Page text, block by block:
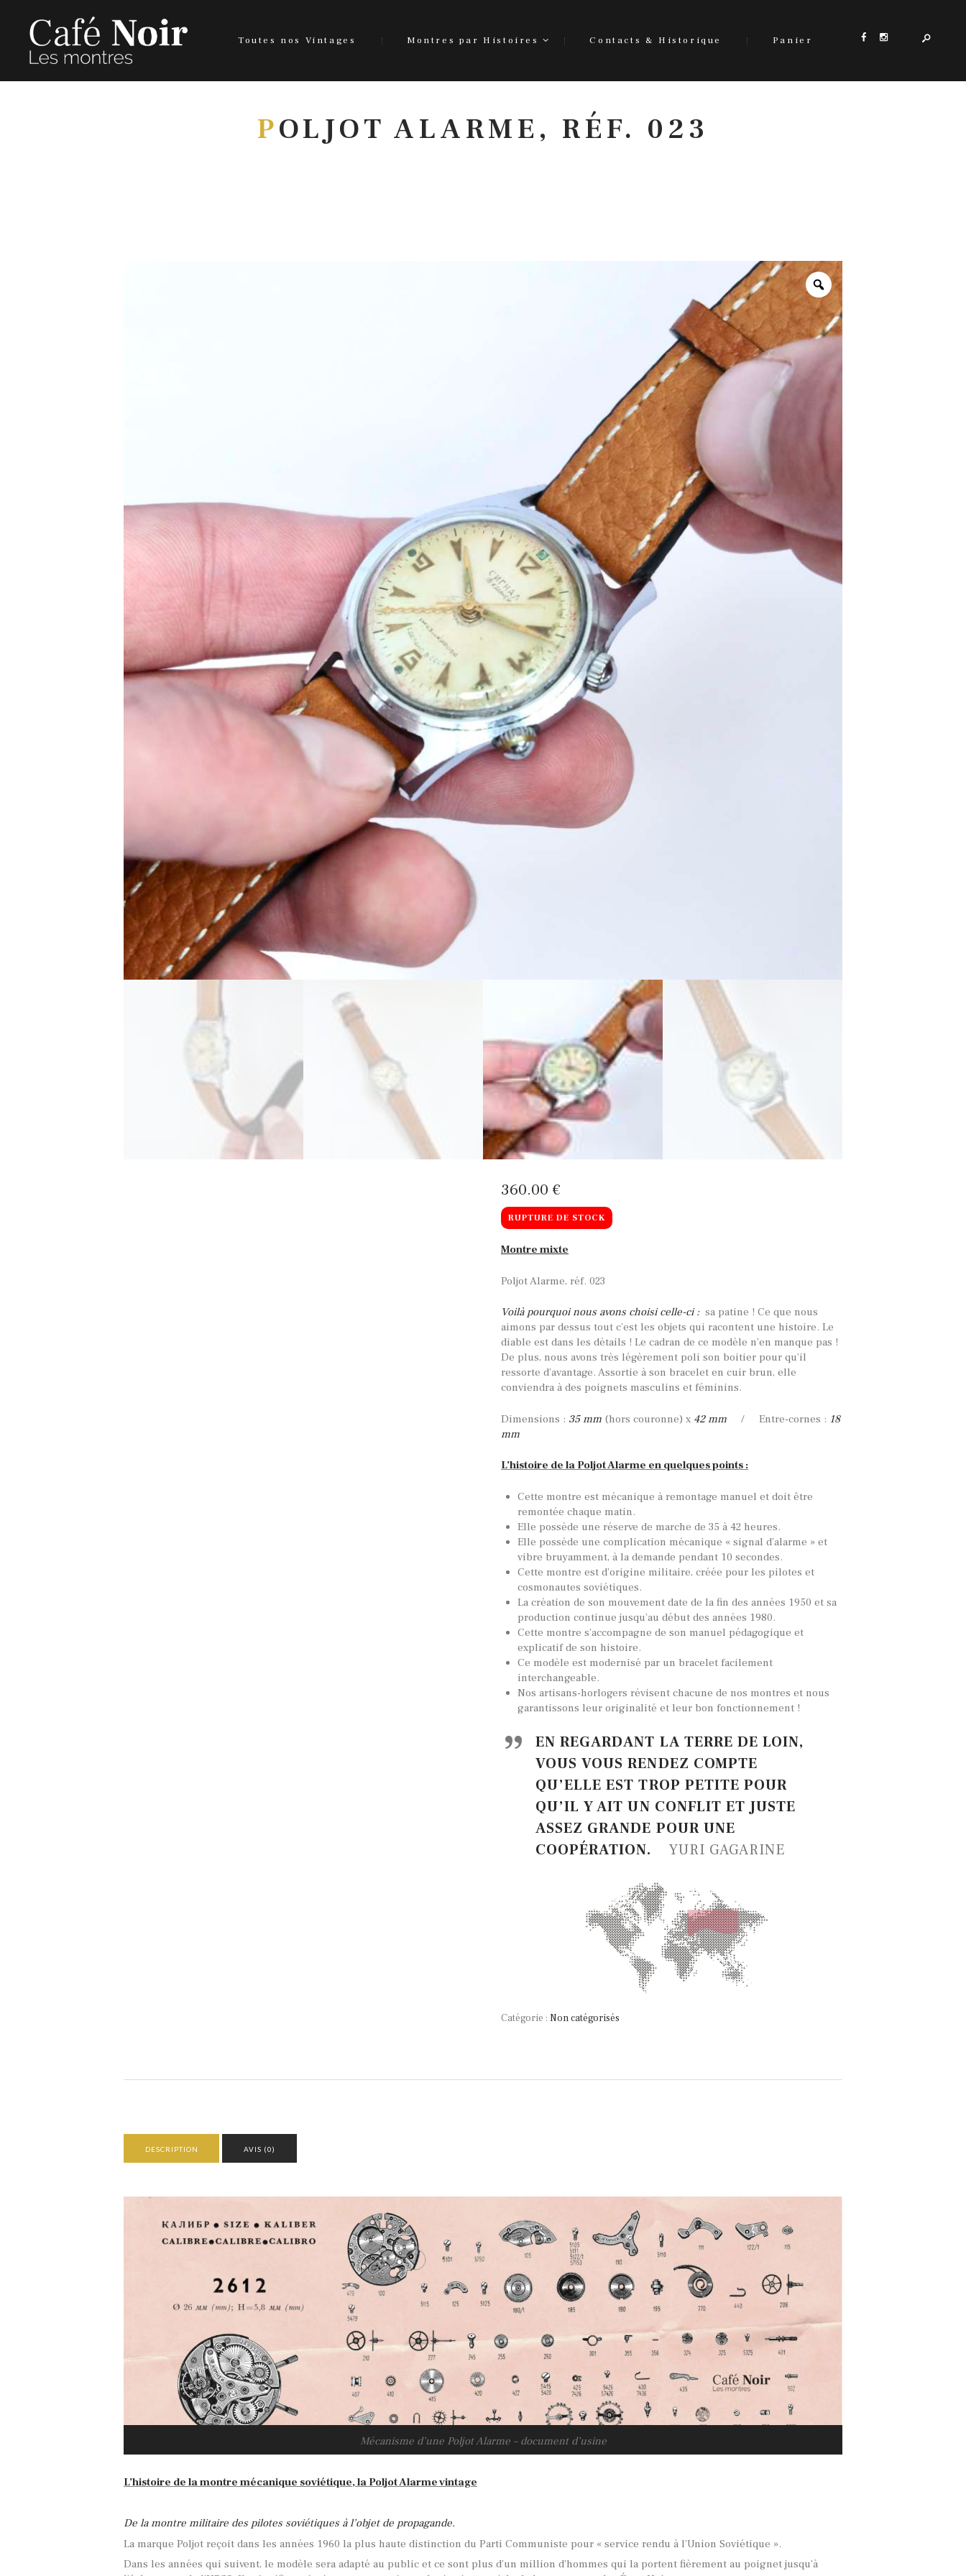
Toutes nos Vintages Montres par Histoires Contacts & Historique Panier
POLJOT ALARME, RÉF. 023
360 00 €
RUPTURE DE STOCK
Montre mixte
Poljot Alarme, réf. 023
Voilà pourquoi nous avons choisi celle-ci : sa patine ! Ce que nous
aimons par dessus tout c’est les objets qui racontent une histoire. Le
diable est dans les détails ! Le cadran de ce modèle n’en manque pas !
De plus, nous avons très légèrement poli son boitier pour qu’il
ressorte d’avantage. Assortie à son bracelet en cuir brun, elle
conviendra à des poignets masculins et féminins.
Dimensions : 35 mm (hors couronne) x 42 mm / Entre-cornes : 18
mm
L’histoire de la Poljot Alarme en quelques points :
Cette montre est mécanique à remontage manuel et doit être
remontée chaque matin.
Elle possède une réserve de marche de 35 à 42 heures.
Elle possède une complication mécanique « signal d’alarme » et
vibre bruyamment, à la demande pendant 10 secondes.
Cette montre est d’origine militaire, créée pour les pilotes et
cosmonautes soviétiques.
La création de son mouvement date de la fin des années 1950 et sa
production continue jusqu’au début des années 1980.
Cette montre s’accompagne de son manuel pédagogique et
explicatif de son histoire.
Ce modèle est modernisé par un bracelet facilement
interchangeable.
Nos artisans-horlogers révisent chacune de nos montres et nous
garantissons leur originalité et leur bon fonctionnement !
EN REGARDANT LA TERRE DE LOIN,
VOUS VOUS RENDEZ COMPTE
QU’ELLE EST TROP PETITE POUR
QU’IL Y AIT UN CONFLIT ET JUSTE
ASSEZ GRANDE POUR UNE
COOPÉRATION.
YURI GAGARINE
Catégorie : Non catégorisés
DESCRIPTION AVIS (0)
Mécanisme d’une Poljot Alarme – document d’usine
L’histoire de la montre mécanique soviétique, la Poljot Alarme vintage
De la montre militaire des pilotes soviétiques à l’objet de propagande.
La marque Poljot reçoit dans les années 1960 la plus haute distinction du Parti Communiste pour « service rendu à l’Union Soviétique ».
Dans les années qui suivent, le modèle sera adapté au public et ce sont plus d’un million d’hommes qui la portent fièrement au poignet jusqu’à